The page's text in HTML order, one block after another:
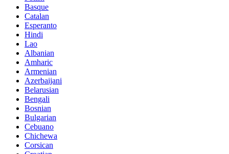
Basque
Catalan
Esperanto
Hindi
Lao
Albanian
Amharic
Armenian
Azerbaijani
Belarusian
Bengali
Bosnian
Bulgarian
Cebuano
Chichewa
Corsican